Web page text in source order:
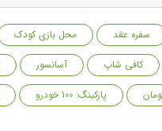
سفره عقد محل بازی کودک
کافی شاپ آسانسور
پارکینگ: 100 خودرو